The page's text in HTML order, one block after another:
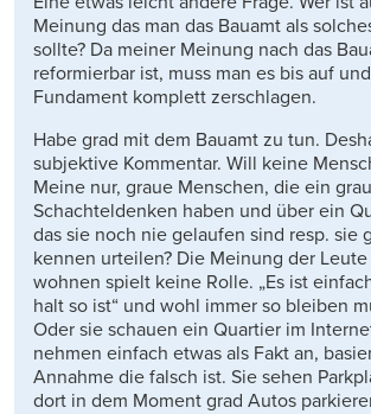
Meinung das man das Bauamt als
sollte? Da meiner Meinung nach das
reformierbar ist, muss man es bis auf
Fundament komplett zerschlagen.
Habe grad mit dem Bauamt zu tun.
subjektive Kommentar. Will keine
Meine nur, graue Menschen, die ein
Schachteldenken haben und über ein
das sie noch nie gelaufen sind resp. sie
kennen urteilen? Die Meinung der
wohnen spielt keine Rolle. „Es ist
halt so ist“ und wohl immer so bleiben
Oder sie schauen ein Quartier im
nehmen einfach etwas als Fakt an,
Annahme die falsch ist. Sie sehen
dort in dem Moment grad Autos